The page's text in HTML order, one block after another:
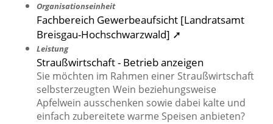
Organisationseinheit
Fachbereich Gewerbeaufsicht [Landratsamt
Breisgau-Hochschwarzwald] ➚
Leistung
Straußwirtschaft - Betrieb anzeigen
Sie möchten im Rahmen einer Straußwirtschaft
selbsterzeugten Wein beziehungsweise
Apfelwein ausschenken sowie dabei kalte und
einfach zubereitete warme Speisen anbieten?